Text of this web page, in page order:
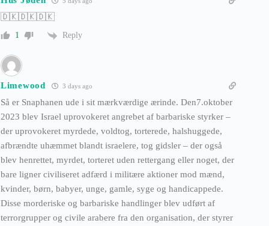
🇩🇰🇩🇰🇩🇰
1 Reply
Limewood 3 days ago
Så er Snaphanen ude i sit mærkværdige ærinde. Den7.oktober
2023 blev Israel uprovokeret angrebet af barbariske styrker –
der uprovokeret myrdede, voldtog, torterede, halshuggede,
afbrændte uhæmmet blandt israelere, tog gidsler – der også
blev henrettet, myrdet, torteret uden rettergang eller noget, der
bare ligner civiliseret adfærd i militære aktioner mod mænd,
kvinder, børn, babyer, unge, gamle, syge og handicappede.
Disse morderiske og barbariske handlinger blev udført af
terrorgrupper og civile arabere fra den organisation, der styrer